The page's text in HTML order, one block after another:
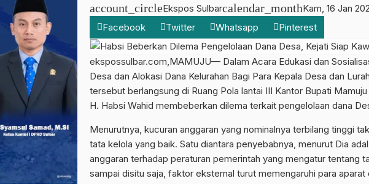
account_circleEkspos Sulbarcalendar_monthKam, 16 Jan
Facebook
Twitter Whatsapp Pinterest
ekspossulbar.com,MAMUJU— Dalam Acara Edukasi dan
Desa dan Alokasi Dana Kelurahan Bagi Para Kepala Desa dan
tersebut berlangsung di Ruang Pola lantai III Kantor Bupati
H. Habsi Wahid membeberkan dilema terkait pengelolaan dana
Menurutnya, kucuran anggaran yang nominalnya terbilang tinggi
tata kelola yang baik. Satu diantara penyebabnya, menurut Dia
anggaran terhadap peraturan pemerintah yang mengatur tentang
sampai disitu saja, faktor eksternal turut memengaruhi para